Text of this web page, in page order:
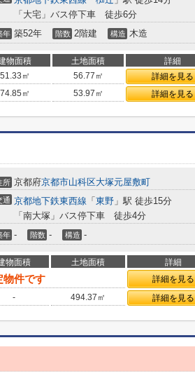
「大宅」バス停下車 徒歩6分
年 築52年 階数 2階建 構造 木造
物面積 土地面積 詳細
51.33㎡ 56.77㎡ 詳細を見る
74.85㎡ 53.97㎡ 詳細を見る
所 京都府京都市山科区大塚元屋敷町
通 京都地下鉄東西線 「 東野 」駅 徒歩15分
「南大塚」バス停下車 徒歩4分
年 - 階数 - 構造 -
物面積 土地面積 詳細
物件です 詳細を見る
- 494.37㎡ 詳細を見る